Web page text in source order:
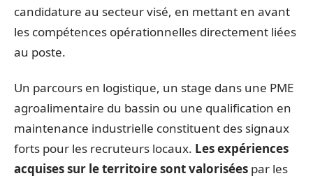
candidature au secteur visé, en mettant en avant
les compétences opérationnelles directement liées
au poste.
Un parcours en logistique, un stage dans une PME
agroalimentaire du bassin ou une qualification en
maintenance industrielle constituent des signaux
forts pour les recruteurs locaux. Les expériences
acquises sur le territoire sont valorisées par les